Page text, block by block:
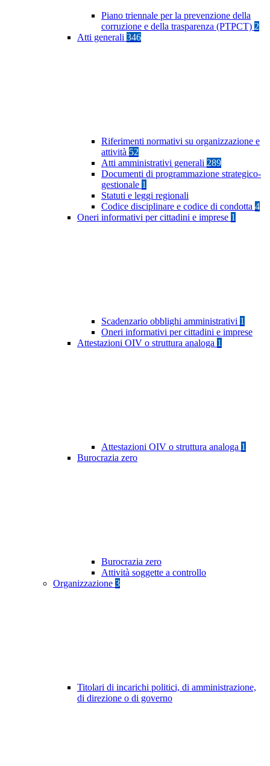
Piano triennale per la prevenzione della
corruzione e della trasparenza (PTPCT) 2
Atti generali 346
Riferimenti normativi su organizzazione e
attività 52
Atti amministrativi generali 289
Documenti di programmazione strategico-
gestionale 1
Statuti e leggi regionali
Codice disciplinare e codice di condotta 4
Oneri informativi per cittadini e imprese 1
Scadenzario obblighi amministrativi 1
Oneri informativi per cittadini e imprese
Attestazioni OIV o struttura analoga 1
Attestazioni OIV o struttura analoga 1
Burocrazia zero
Burocrazia zero
Attività soggette a controllo
Organizzazione 3
Titolari di incarichi politici, di amministrazione,
di direzione o di governo